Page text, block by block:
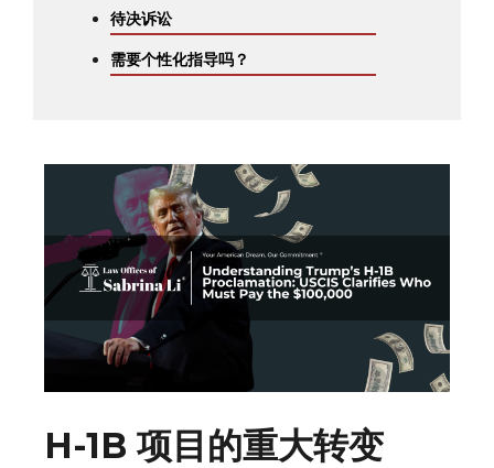
待决诉讼
需要个性化指导吗？
H-1B 项目的重大转变